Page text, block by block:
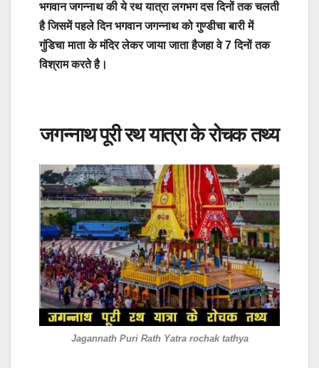
भगवान जगन्नाथ की ये रथ यात्रा लगभग दस दिनों तक चलती
है जिसमें पहले दिन भगवान जगन्नाथ को गुण्डीचा बारी में
गुंडिचा माता के मंदिर लेकर जाया जाता हैजहा वे 7 दिनों तक
विश्राम करते है।
जगन्नाथ पूरी रथ यात्रा के रोचक तथ्य
Jagannath Puri Rath Yatra rochak tathya